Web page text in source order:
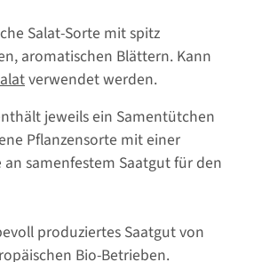
Salat-Sorte mit spitz
aromatischen Blättern. Kann
verwendet werden.
jeweils ein Samentütchen
Pflanzensorte mit einer
samenfestem Saatgut für den
produziertes Saatgut von
Bio-Betrieben.